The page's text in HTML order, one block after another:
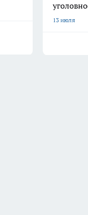
13 июля